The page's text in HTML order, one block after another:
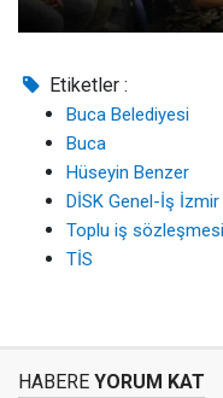
Etiketler :
Buca Belediyesi
Buca
Hüseyin Benzer
DİSK Genel-İş
Toplu iş sözleşmesi
TİS
HABERE YORUM KAT